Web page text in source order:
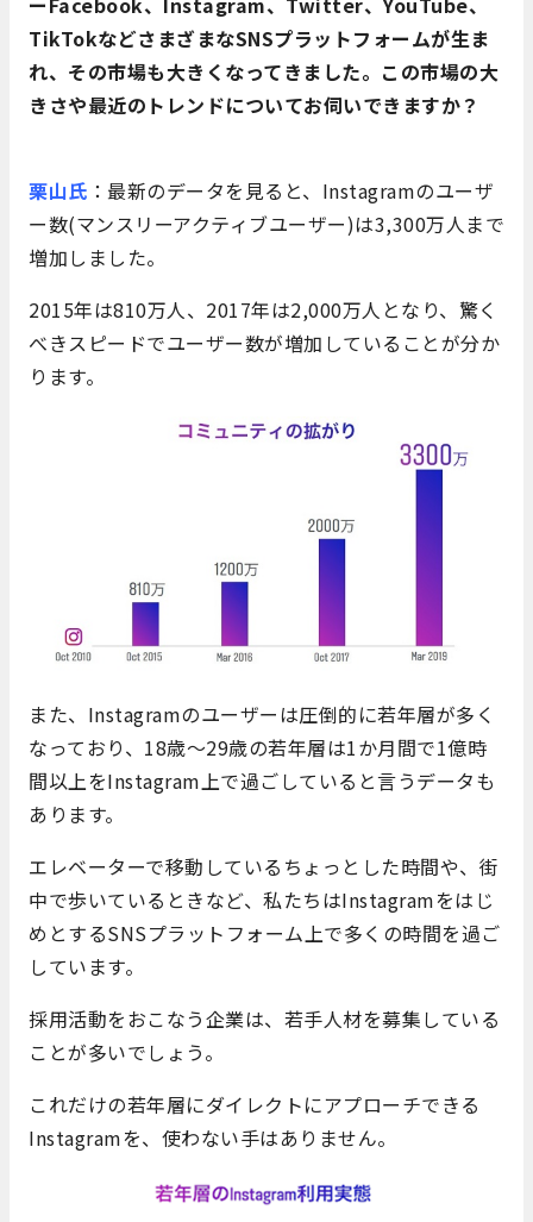
TikTokなどさまざまなSNSプラットフォームが生ま
れ、その市場も大きくなってきました。この市場の大
きさや最近のトレンドについてお伺いできますか？
栗山氏 ：最新のデータを見ると、Instagramのユーザ
ー数(マンスリーアクティブユーザー)は3,300万人まで
増加しました。
2015年は810万人、2017年は2,000万人となり、驚く
べきスピードでユーザー数が増加していることが分か
ります。
また、Instagramのユーザーは圧倒的に若年層が多く
なっており、18歳～29歳の若年層は1か月間で1億時
間以上をInstagram上で過ごしていると言うデータも
あります。
エレベーターで移動しているちょっとした時間や、街
中で歩いているときなど、私たちはInstagramをはじ
めとするSNSプラットフォーム上で多くの時間を過ご
しています。
採用活動をおこなう企業は、若手人材を募集している
ことが多いでしょう。
これだけの若年層にダイレクトにアプローチできる
Instagramを、使わない手はありません。